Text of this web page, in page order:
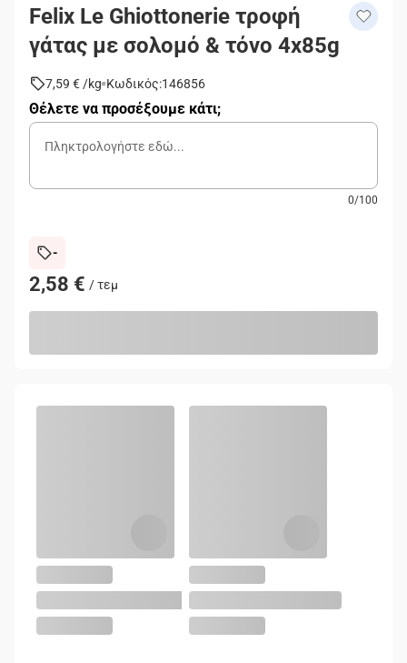
Felix Le Ghiottonerie τροφή
γάτας με σολομό & τόνο 4x85g
7,59 € /kg Κωδικός:146856
Θέλετε να προσέξουμε κάτι;
0/100
-
2,58 € /τεμ